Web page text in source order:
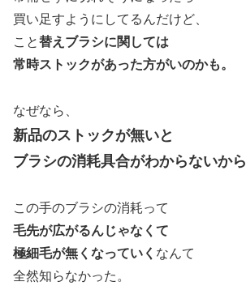
買い足すようにしてるんだけど、
こと替えブラシに関しては
常時ストックがあった方がいのかも。
なぜなら、
新品のストックが無いと
ブラシの消耗具合がわからないから
この手のブラシの消耗って
毛先が広がるんじゃなくて
極細毛が無くなっていく なんて
全然知らなかった。